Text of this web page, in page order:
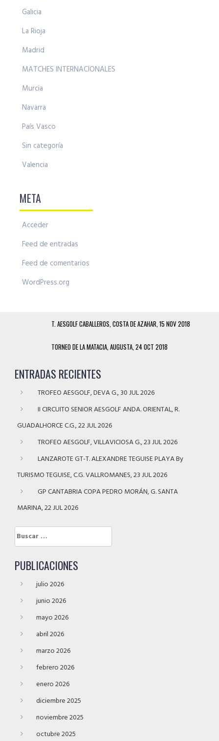
Galicia
La Rioja
Madrid
MATCHES INTERNACIONALES
Murcia
Navarra
País Vasco
Sin categoría
Valencia
META
Acceder
Feed de entradas
Feed de comentarios
WordPress.org
T. AESGOLF CABALLEROS, COSTA DE AZAHAR, 15 NOV 2018
TORNEO DE LA MATACIA, AUGUSTA, 24 OCT 2018
ENTRADAS RECIENTES
TROFEO AESGOLF, DEVA G., 30 JUL 2026
II CIRCUITO SENIOR AESGOLF ANDA. ORIENTAL, R.
GUADALHORCE C.G., 22 JUL 2026
TROFEO AESGOLF, VILLAVICIOSA G., 23 JUL 2026
LANZAROTE GT-T. ALEXANDRE TEGUISE PLAYA By
TURISMO TEGUISE, C.G. VALLROMANES, 23 JUL 2026
GP CANTABRIA COPA PEDRO MORÁN, G. SANTA
MARINA, 22 JUL 2026
Buscar:
PUBLICACIONES
julio 2026
junio 2026
mayo 2026
abril 2026
marzo 2026
febrero 2026
enero 2026
diciembre 2025
noviembre 2025
octubre 2025